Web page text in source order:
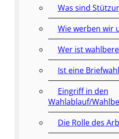
Was sind
Wie werben wir
Wer ist
Ist eine
Eingriff in den
Wahlablauf/
Die Rolle des